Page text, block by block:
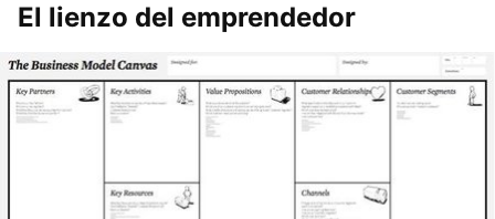
El lienzo del emprendedor